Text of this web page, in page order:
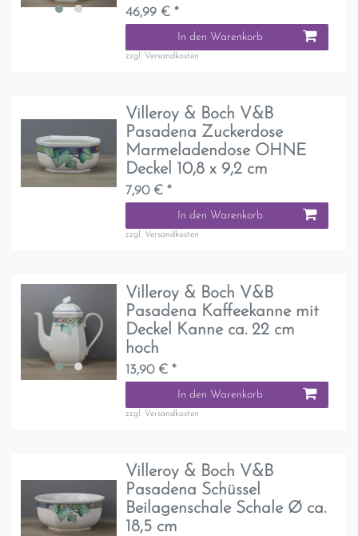
46,99 € *
In den Warenkorb
zzgl. Versandkosten
Villeroy & Boch V&B
Pasadena Zuckerdose
Marmeladendose OHNE
Deckel 10,8 x 9,2 cm
7,90 € *
In den Warenkorb
zzgl. Versandkosten
Villeroy & Boch V&B
Pasadena Kaffeekanne mit
Deckel Kanne ca. 22 cm
hoch
13,90 € *
In den Warenkorb
zzgl. Versandkosten
Villeroy & Boch V&B
Pasadena Schüssel
Beilagenschale Schale Ø ca.
18,5 cm